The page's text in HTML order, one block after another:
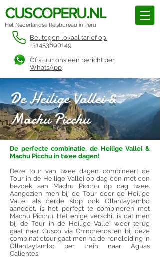
CUSCOPERU.NL
Het Nederlandse Reisbureau in Peru
Bel tegen lokaal tarief op:
+31453690149
Of stuur ons een bericht per
WhatsApp
De Heilige Vallei &
Machu Picchu
De perfecte combinatie, de Heilige Vallei &
Machu Picchu in twee dagen!
Deze tour van twee dagen combineert de
Tour in de Heilige Vallei op dag één met een
bezoek aan Machu Picchu op dag twee.
Aangezien men bij de Tour door de Heilige
Vallei als derde stop ook Ollantaytambo
aandoet, is het perfect te combineren met
Machu Picchu. Het enige verschil is dat men
bij de Tour in de Heilige Vallei weer terug
gaat naar Cusco via Chincheros en bij deze
combinatietour gaat men na de rondleiding in
Ollantaytambo per trein naar Aguas
Calientes.